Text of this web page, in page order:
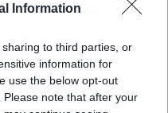
Information
to third parties, or
information for
use the below opt-out
note that after your
αυξάνει το
αγαπημένων
να
χειραγωγηθούν